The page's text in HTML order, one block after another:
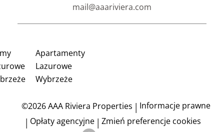
mail@aaariviera.com
Apartamenty
Lazurowe
Wybrzeże
©2026 AAA Riviera Properties
Informacje prawne
Opłaty agencyjne
Zmień preferencje cookies